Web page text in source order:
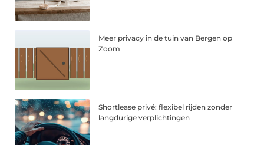
Meer privacy in de tuin van Bergen op
Zoom
Shortlease privé: flexibel rijden zonder
langdurige verplichtingen